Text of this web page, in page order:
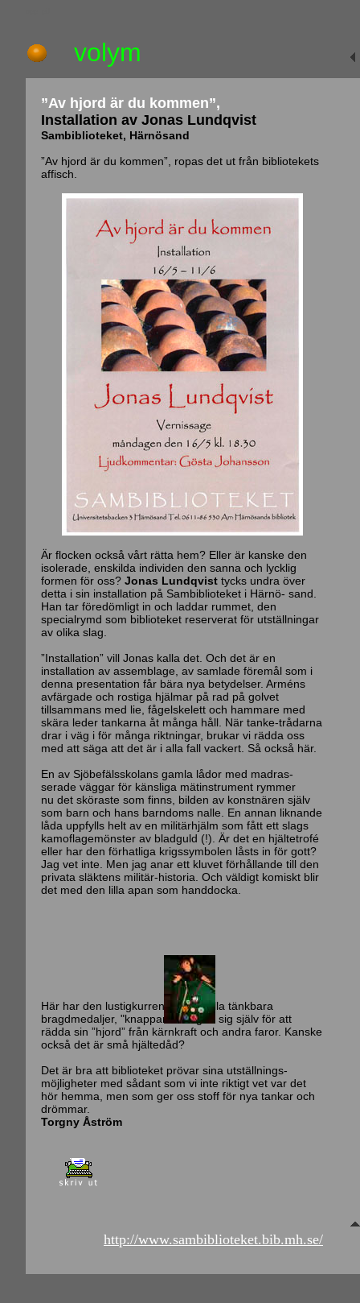
volym
”Av hjord är du kommen”,
Installation av Jonas Lundqvist
Sambiblioteket, Härnösand
”Av hjord är du kommen”, ropas det ut från bibliotekets
affisch.
Är flocken också vårt rätta hem? Eller är kanske den
isolerade, enskilda individen den sanna och lycklig
formen för oss? Jonas Lundqvist tycks undra över
detta i sin installation på Sambiblioteket i Härnö- sand.
Han tar föredömligt in och laddar rummet, den
specialrymd som biblioteket reserverat för utställningar
av olika slag.
”Installation” vill Jonas kalla det. Och det är en
installation av assemblage, av samlade föremål som i
denna presentation får bära nya betydelser. Arméns
avfärgade och rostiga hjälmar på rad på golvet
tillsammans med lie, fågelskelett och hammare med
skära leder tankarna åt många håll. När tanke-trådarna
drar i väg i för många riktningar, brukar vi rädda oss
med att säga att det är i alla fall vackert. Så också här.
En av Sjöbefälsskolans gamla lådor med madras-
serade väggar för känsliga mätinstrument rymmer
nu det sköraste som finns, bilden av konstnären själv
som barn och hans barndoms nalle. En annan liknande
låda uppfylls helt av en militärhjälm som fått ett slags
kamoflagemönster av bladguld (!). Är det en hjältetrofé
eller har den förhatliga krigssymbolen låsts in för gott?
Jag vet inte. Men jag anar ett kluvet förhållande till den
privata släktens militär-historia. Och väldigt komiskt blir
det med den lilla apan som handdocka.
Här har den lustigkurren erövrat alla tänkbara
bragdmedaljer, "knappar" han gett sig själv för att
rädda sin ”hjord” från kärnkraft och andra faror. Kanske
också det är små hjältedåd?
Det är bra att biblioteket prövar sina utställnings-
möjligheter med sådant som vi inte riktigt vet var det
hör hemma, men som ger oss stoff för nya tankar och
drömmar.
Torgny Åström
http://www.sambiblioteket.bib.mh.se/